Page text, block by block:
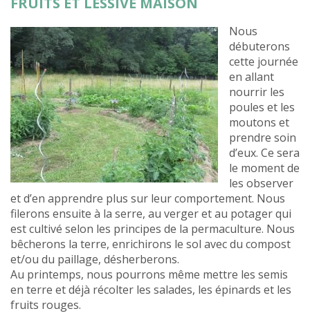
Nous
débuterons
cette journée
en allant
nourrir les
poules et les
moutons et
prendre soin
d’eux. Ce sera
le moment de
les observer
et d’en apprendre plus sur leur comportement. Nous
filerons ensuite à la serre, au verger et au potager qui
est cultivé selon les principes de la permaculture. Nous
bêcherons la terre, enrichirons le sol avec du compost
et/ou du paillage, désherberons.
Au printemps, nous pourrons même mettre les semis
en terre et déjà récolter les salades, les épinards et les
fruits rouges.